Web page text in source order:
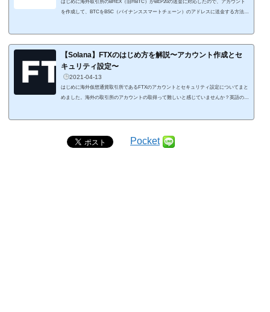
はじめに海外取引所のBHEX（旧HBTC）がBEP20の送金に対応したので、アカウント
を作成して、BTCをBSC（バイナンススマートチェーン）のアドレスに送金する方法を
す。資産のリスク管理として、BEP20に対応しているBHEX口座があると安心です
ね。 BHEXの口座開設は他の海外取引所よりも簡...
【Solana】FTXのはじめ方を解説〜アカウント作成とセ
キュリティ設定〜
2021-04-13
はじめに海外仮想通貨取引所であるFTXのアカウントとセキュリティ設定についてまと
めました。海外の取引所のアカウントの取得って難しいと感じていませんか？英語のサ
るFTXのアカウントを作成しました。Solanaは、高速のトランザクションスピードと手
数料が低いのが特徴のパブリッ...
Pocket